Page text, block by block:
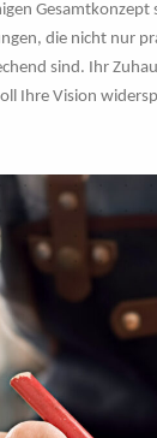
Gesamtkonzept
die nicht nur
sind. Ihr
Ihre Vision